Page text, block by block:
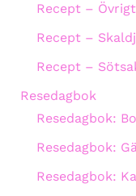
Recept – Övrigt
Recept –
Recept –
Resedagbok
Resedagbok:
Resedagbok:
Resedagbok: